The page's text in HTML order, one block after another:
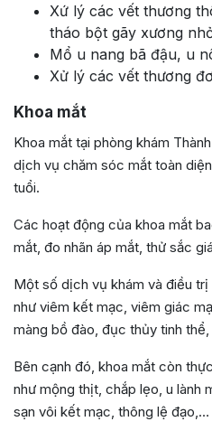
Xứ lý các vết thương
tháo bột gãy xương
Mổ u nang bã đậu, u
Xử lý các vết thương
Khoa mắt
Khoa mắt tại phòng khám
dịch vụ chăm sóc mắt toàn
tuổi.
Các hoạt động của khoa mắt
mắt, đo nhãn áp mắt, thử sắc
Một số dịch vụ khám và điều
như viêm kết mạc, viêm giác
màng bồ đào, đục thủy tinh
Bên cạnh đó, khoa mắt còn
như mộng thịt, chắp lẹo, u lành
sạn vôi kết mạc, thông lệ đạo,…